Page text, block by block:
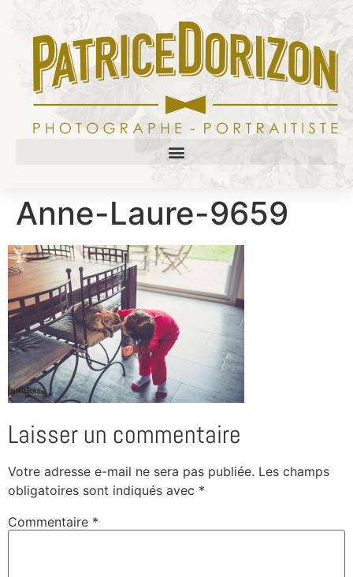
Anne-Laure-9659
Laisser un commentaire
Votre adresse e-mail ne sera pas publiée. Les champs
obligatoires sont indiqués avec *
Commentaire *